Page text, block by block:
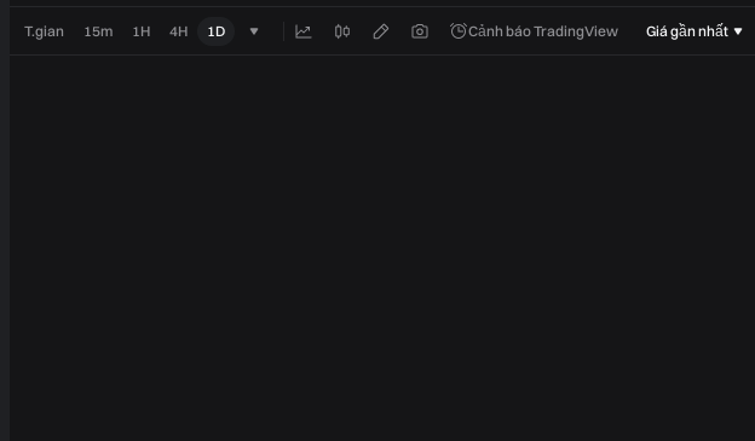
T.gian 15m 1H 4H 1D Cảnh báo TradingView Giá gần nhất